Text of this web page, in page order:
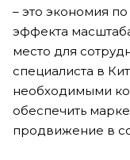
– это экономия
эффекта
место для
специалиста в
необходимыми
обеспечить
продвижение в